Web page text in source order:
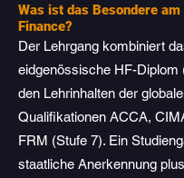
Was ist das Besondere am
Finance?
Der Lehrgang kombiniert
eidgenössische HF-Diplom
den Lehrinhalten der
Qualifikationen ACCA,
FRM (Stufe 7). Ein
staatliche Anerkennung